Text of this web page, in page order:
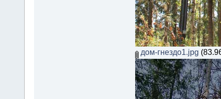
дом-гнездо1.jpg